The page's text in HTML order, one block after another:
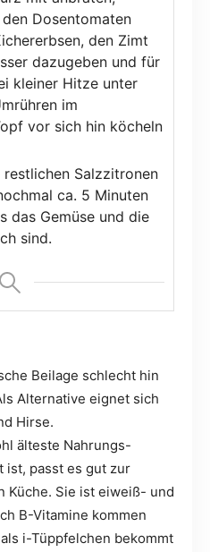
Dosentomaten
den Zimt
dazugeben und für
kleiner Hitze unter
im
vor sich hin köcheln
Salzzitronen
ca. 5 Minuten
das Gemüse und die
sind.
Beilage schlecht hin
Alternative eignet sich
Hirse.
älteste Nahrungs-
ist, passt es gut zur
Küche. Sie ist eiweiß- und
B-Vitamine kommen
i-Tüppfelchen bekommt